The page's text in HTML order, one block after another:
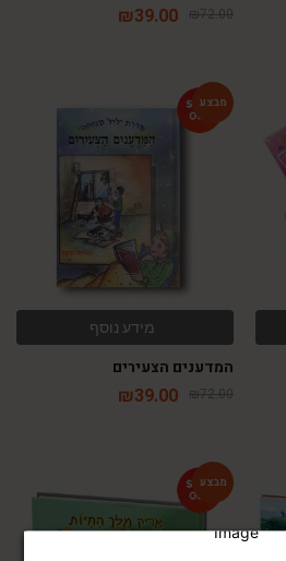
₪72.00
₪39.00
מידע נוסף
המדענים הצעירים
₪72.00
₪39.00